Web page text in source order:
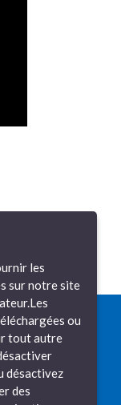
les
sur notre site
ou
tout autre
désactivez
des